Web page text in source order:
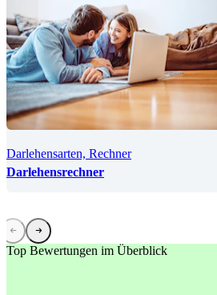
Darlehensarten, Rechner
Darlehensrechner
Top Bewertungen im Überblick